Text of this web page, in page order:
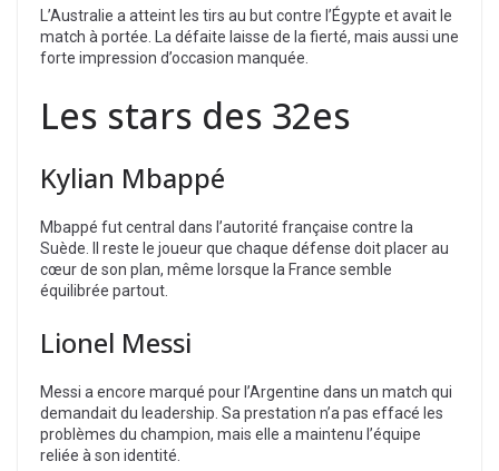
L’Australie a atteint les tirs au but contre l’Égypte et avait le
match à portée. La défaite laisse de la fierté, mais aussi une
forte impression d’occasion manquée.
Les stars des 32es
Kylian Mbappé
Mbappé fut central dans l’autorité française contre la
Suède. Il reste le joueur que chaque défense doit placer au
cœur de son plan, même lorsque la France semble
équilibrée partout.
Lionel Messi
Messi a encore marqué pour l’Argentine dans un match qui
demandait du leadership. Sa prestation n’a pas effacé les
problèmes du champion, mais elle a maintenu l’équipe
reliée à son identité.